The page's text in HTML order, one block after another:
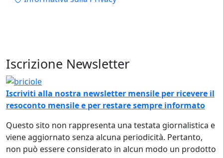
Iscrizione Newsletter
Immagine
Iscriviti alla nostra newsletter mensile per ricevere il
resoconto mensile e per restare sempre informato
Questo sito non rappresenta una testata giornalistica e
viene aggiornato senza alcuna periodicità. Pertanto,
non può essere considerato in alcun modo un prodotto